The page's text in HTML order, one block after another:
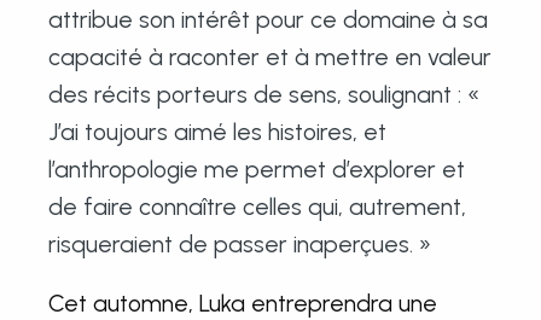
attribue son intérêt pour ce domaine à sa
capacité à raconter et à mettre en valeur
des récits porteurs de sens, soulignant : «
J’ai toujours aimé les histoires, et
l’anthropologie me permet d’explorer et
de faire connaître celles qui, autrement,
risqueraient de passer inaperçues. »
Cet automne, Luka entreprendra une